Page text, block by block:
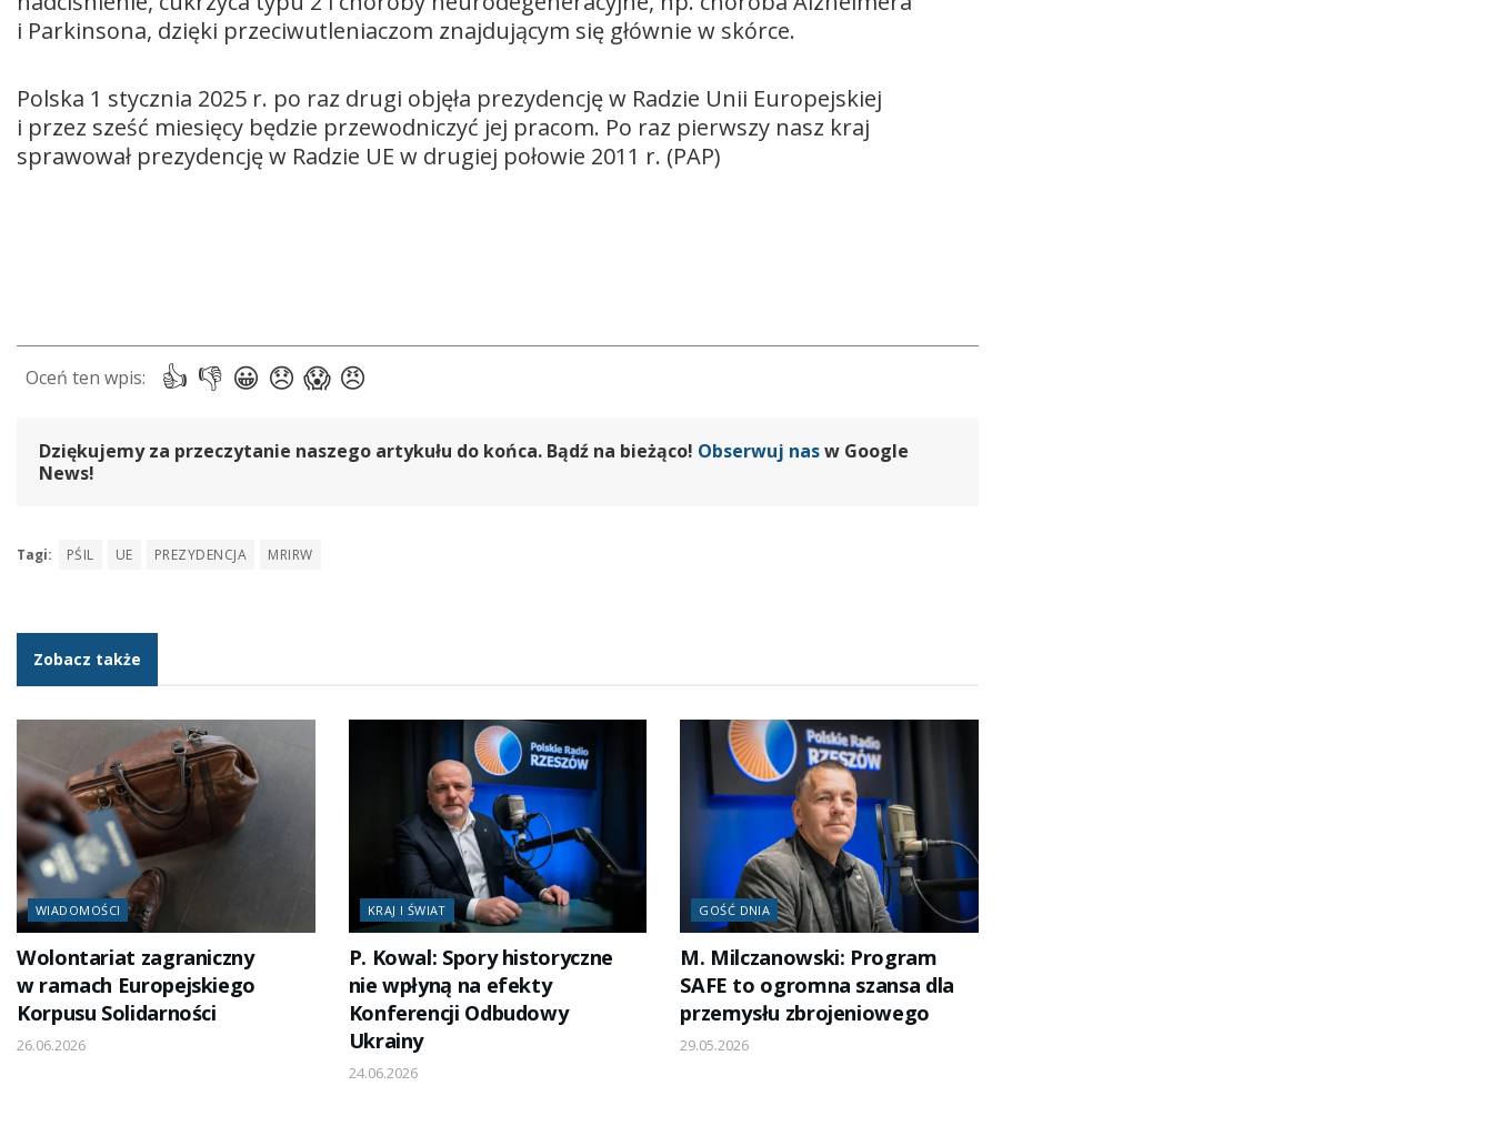
i Parkinsona, dzięki przeciwutleniaczom znajdującym się głównie w skórce.
Polska 1 stycznia 2025 r. po raz drugi objęła prezydencję w Radzie Unii Europejskiej
i przez sześć miesięcy będzie przewodniczyć jej pracom. Po raz pierwszy nasz kraj
sprawował prezydencję w Radzie UE w drugiej połowie 2011 r. (PAP)
Dziękujemy za przeczytanie naszego artykułu do końca. Bądź na bieżąco! Obserwuj nasw Google
News!
Tagi: PŚIL UE PREZYDENCJA MRIRW
Zobacz także
WIADOMOŚCI
Wolontariat zagraniczny
w ramach Europejskiego
Korpusu Solidarności
26.06.2026
KRAJ I ŚWIAT
P. Kowal: Spory historyczne
nie wpłyną na efekty
Konferencji Odbudowy
Ukrainy
24.06.2026
GOŚĆ DNIA
M. Milczanowski: Program
SAFE to ogromna szansa dla
przemysłu zbrojeniowego
29.05.2026